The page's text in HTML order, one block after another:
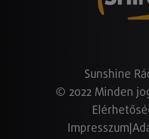
Sunshine
© 2022 Minden
Impresszum